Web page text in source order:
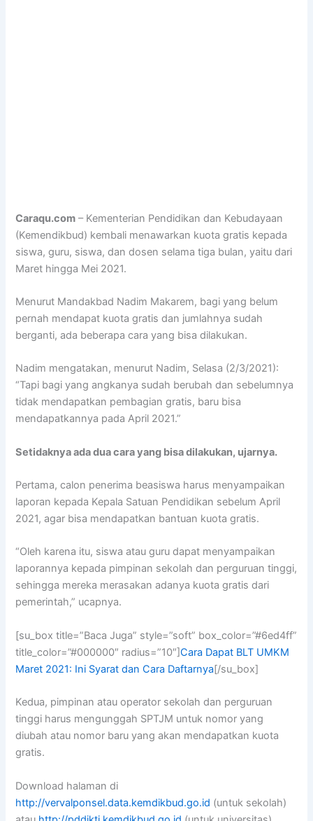
Caraqu.com – Kementerian Pendidikan dan Kebudayaan
(Kemendikbud) kembali menawarkan kuota gratis kepada
siswa, guru, siswa, dan dosen selama tiga bulan, yaitu dari
Maret hingga Mei 2021.
Menurut Mandakbad Nadim Makarem, bagi yang belum
pernah mendapat kuota gratis dan jumlahnya sudah
berganti, ada beberapa cara yang bisa dilakukan.
Nadim mengatakan, menurut Nadim, Selasa (2/3/2021):
“Tapi bagi yang angkanya sudah berubah dan sebelumnya
tidak mendapatkan pembagian gratis, baru bisa
mendapatkannya pada April 2021.”
Setidaknya ada dua cara yang bisa dilakukan, ujarnya.
Pertama, calon penerima beasiswa harus menyampaikan
laporan kepada Kepala Satuan Pendidikan sebelum April
2021, agar bisa mendapatkan bantuan kuota gratis.
“Oleh karena itu, siswa atau guru dapat menyampaikan
laporannya kepada pimpinan sekolah dan perguruan tinggi,
sehingga mereka merasakan adanya kuota gratis dari
pemerintah,” ucapnya.
[su_box title=”Baca Juga” style=”soft” box_color=”#6ed4ff”
title_color=”#000000″ radius=”10″]Cara Dapat BLT UMKM
Maret 2021: Ini Syarat dan Cara Daftarnya[/su_box]
Kedua, pimpinan atau operator sekolah dan perguruan
tinggi harus mengunggah SPTJM untuk nomor yang
diubah atau nomor baru yang akan mendapatkan kuota
gratis.
Download halaman di
http://vervalponsel.data.kemdikbud.go.id (untuk sekolah)